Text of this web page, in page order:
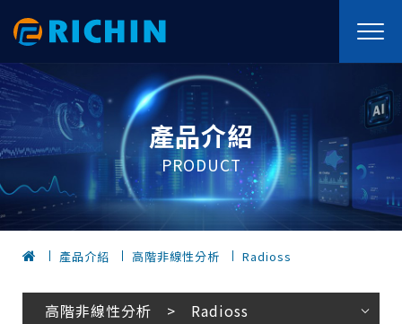
產品介紹
PRODUCT
產品介紹 高階非線性分析 Radioss
高階非線性分析 > Radioss